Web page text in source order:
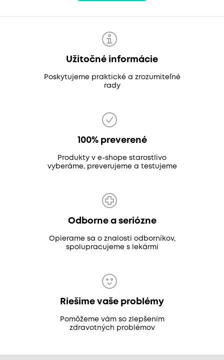
Užitočné informácie
Poskytujeme praktické a zrozumiteľné
rady
100% preverené
Produkty v e-shope starostlivo
vyberáme, preverujeme a testujeme
Odborne a seriózne
Opierame sa o znalosti odborníkov,
spolupracujeme s lekármi
Riešime vaše problémy
Pomôžeme vám so zlepšením
zdravotných problémov